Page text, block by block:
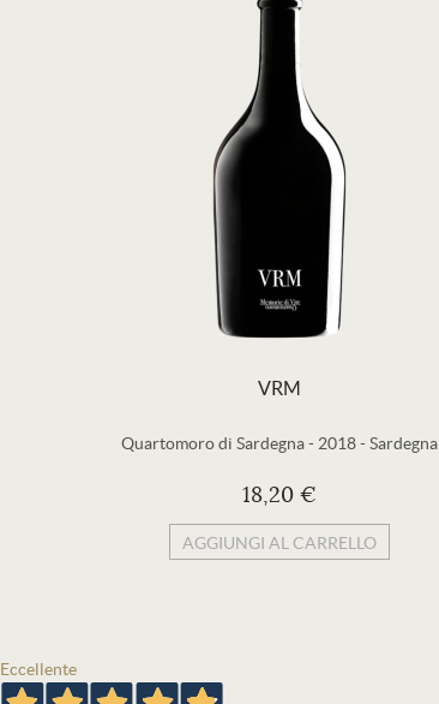
VRM
Quartomoro di Sardegna- 2018-Sardegna
18,20 €
AGGIUNGI AL CARRELLO
Eccellente